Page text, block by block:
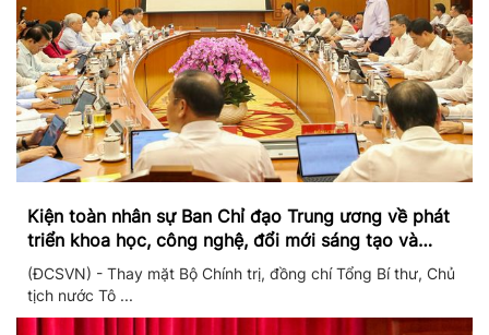
Kiện toàn nhân sự Ban Chỉ đạo Trung ương về phát
triển khoa học, công nghệ, đổi mới sáng tạo và
chuyển đổi số
(ĐCSVN) - Thay mặt Bộ Chính trị, đồng chí Tổng Bí thư, Chủ
tịch nước Tô ...